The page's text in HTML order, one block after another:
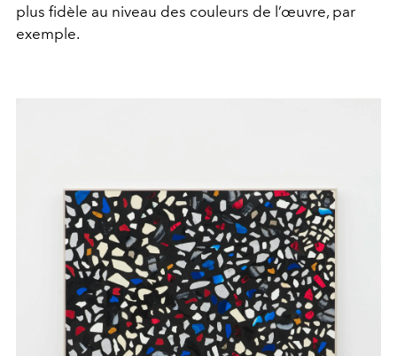
plus fidèle au niveau des couleurs de l’œuvre, par
exemple.